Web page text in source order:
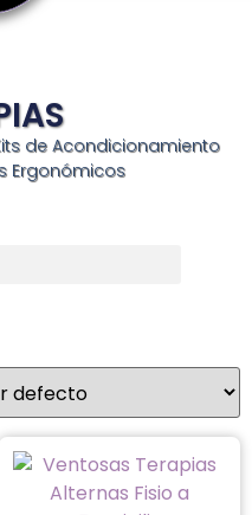
de Acondicionamiento
Ergonómicos